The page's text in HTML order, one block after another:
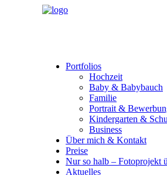
Portfolios
Hochzeit
Baby & Babybauch
Familie
Portrait &
Kindergarten &
Business
Über mich & Kontakt
Preise
Nur so halb – Fotoprojekt
Aktuelles